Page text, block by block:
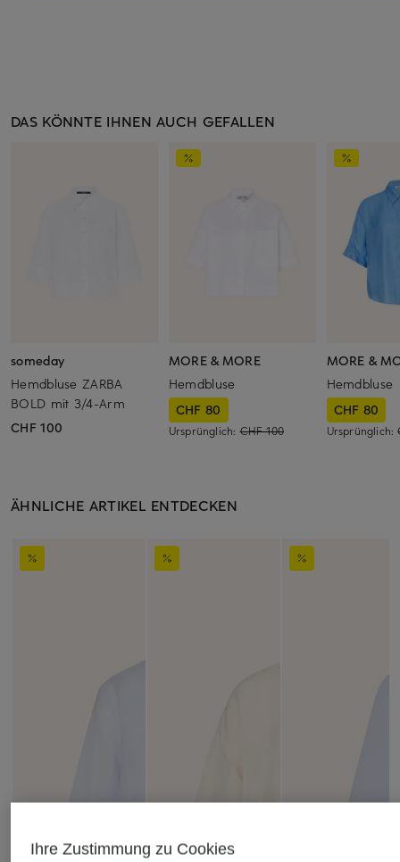
DAS KÖNNTE IHNEN AUCH GEFALLEN
someday
Hemdbluse ZARBA
BOLD mit 3/4-Arm
CHF 100
MORE & MORE
Hemdbluse
CHF 80
Ursprünglich:CHF 100
MORE &
Hemdbluse
CHF 80
Ursprünglich:
ÄHNLICHE ARTIKEL ENTDECKEN
Ihre Zustimmung zu Cookies